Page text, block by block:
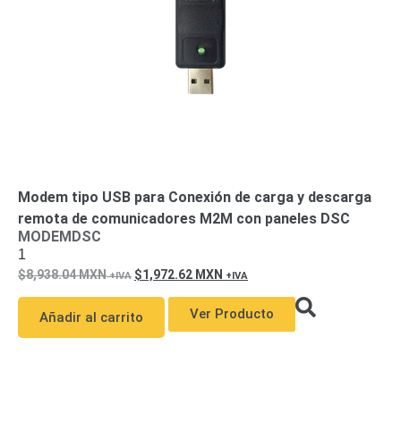
Modem tipo USB para Conexión de carga y descarga
remota de comunicadores M2M con paneles DSC
MODEMDSC
1
8,938.04MXN 1,972.62 MXN
Añadir al carrito Ver Producto